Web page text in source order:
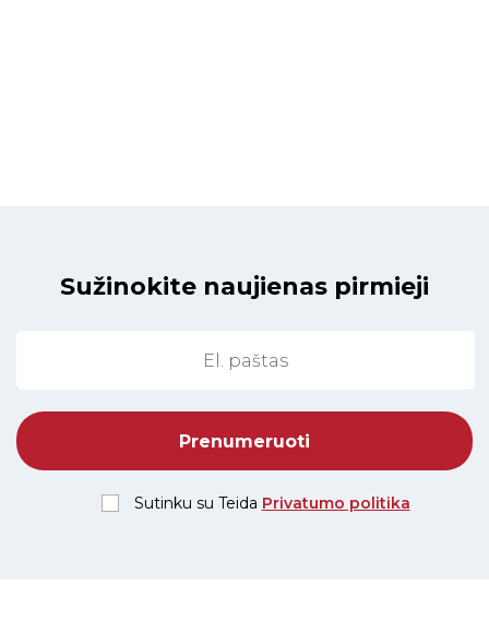
Sužinokite naujienas pirmieji
Sutinku su Teida Privatumo politika